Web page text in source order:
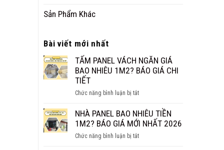
Sản Phẩm Khác
Bài viết mới nhất
TẤM PANEL VÁCH NGĂN GIÁ
BAO NHIÊU 1M2? BÁO GIÁ CHI
TIẾT
Chức năng bình luận bị tắtở
PANEL
VÁCH
GIÁ
NHÀ PANEL BAO NHIÊU TIỀN
1M2? BÁO GIÁ MỚI NHẤT 2026
Chức năng bình luận bị tắtở